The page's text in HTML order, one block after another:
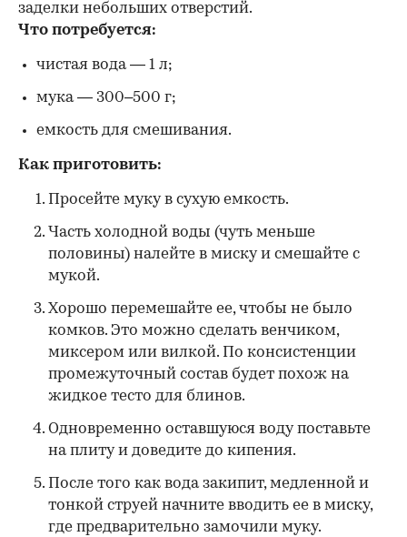
заделки небольших отверстий.
Что потребуется:
чистая вода — 1 л;
мука — 300–500 г;
емкость для смешивания.
Как приготовить:
Просейте муку в сухую емкость.
Часть холодной воды (чуть меньше
половины) налейте в миску и смешайте с
мукой.
Хорошо перемешайте ее, чтобы не было
комков. Это можно сделать венчиком,
миксером или вилкой. По консистенции
промежуточный состав будет похож на
жидкое тесто для блинов.
Одновременно оставшуюся воду поставьте
на плиту и доведите до кипения.
После того как вода закипит, медленной и
тонкой струей начните вводить ее в миску,
где предварительно замочили муку.